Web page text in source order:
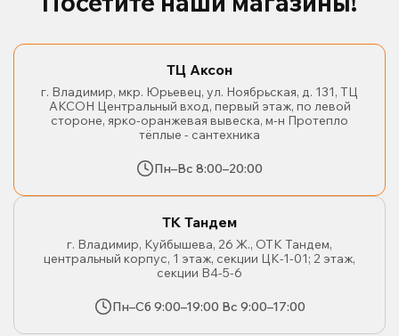
ТЦ Аксон
г. Владимир, мкр. Юрьевец, ул. Ноябрьская, д. 131, ТЦ
АКСОН Центральный вход, первый этаж, по левой
стороне, ярко-оранжевая вывеска, м-н Протепло
тёплые - сантехника
Пн–Вс 8:00–20:00
ТК Тандем
г. Владимир, Куйбышева, 26 Ж., ОТК Тандем,
центральный корпус, 1 этаж, секции ЦК-1-01; 2 этаж,
секции В4-5-6
Пн–Сб 9:00–19:00 Вс 9:00–17:00